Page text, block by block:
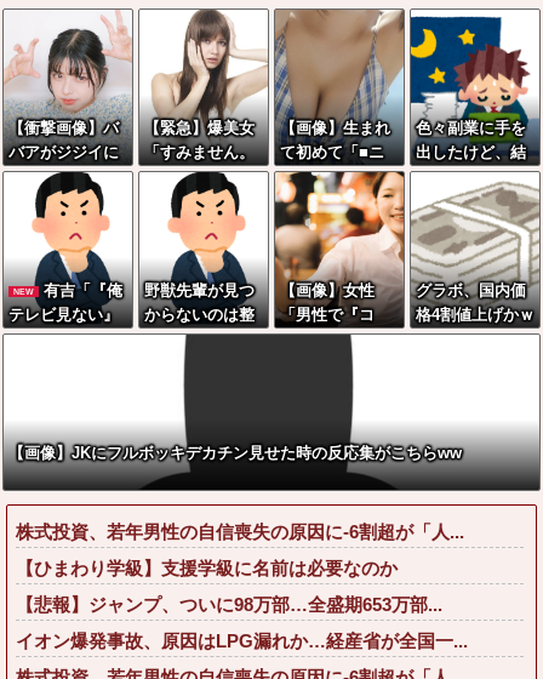
【衝撃画像】バ
バアがジジイに
チェーンソ
ー！？←一体何
があったんやコ
レw w w w w w
w w w
【緊急】爆美女
「すみません。
砲弾3つ持ってき
ました」警察
「！？」自衛隊
「！？」→結果
w w w w w w w
w
【画像】生まれ
て初めて「■ニ
ス」握って恥ず
かしい女の子さ
んwww
色々副業に手を
出したけど、結
局残業するのが1
番稼げるな
NEW
有吉「『俺
テレビ見ない』
って言う奴おか
か？」
野獣先輩が見つ
からないのは整
形して別人の顔
になっているか
【画像】女性
「男性で『コ
レ』やってくれ
る人、あれ、嬉
まさかの行為が
こちらw w w w
w w w w w
グラボ、国内価
格4割値上げかｗ
ｗｗｗｗｗｗｗ
【画像】JKにフルボッキデカチン見せた時の反応集がこちらww
株式投資、若年男性の自信喪失の原因に-6割超が「人...
【ひまわり学級】支援学級に名前は必要なのか
【悲報】ジャンプ、ついに98万部…全盛期653万部...
イオン爆発事故、原因はLPG漏れか…経産省が全国一...